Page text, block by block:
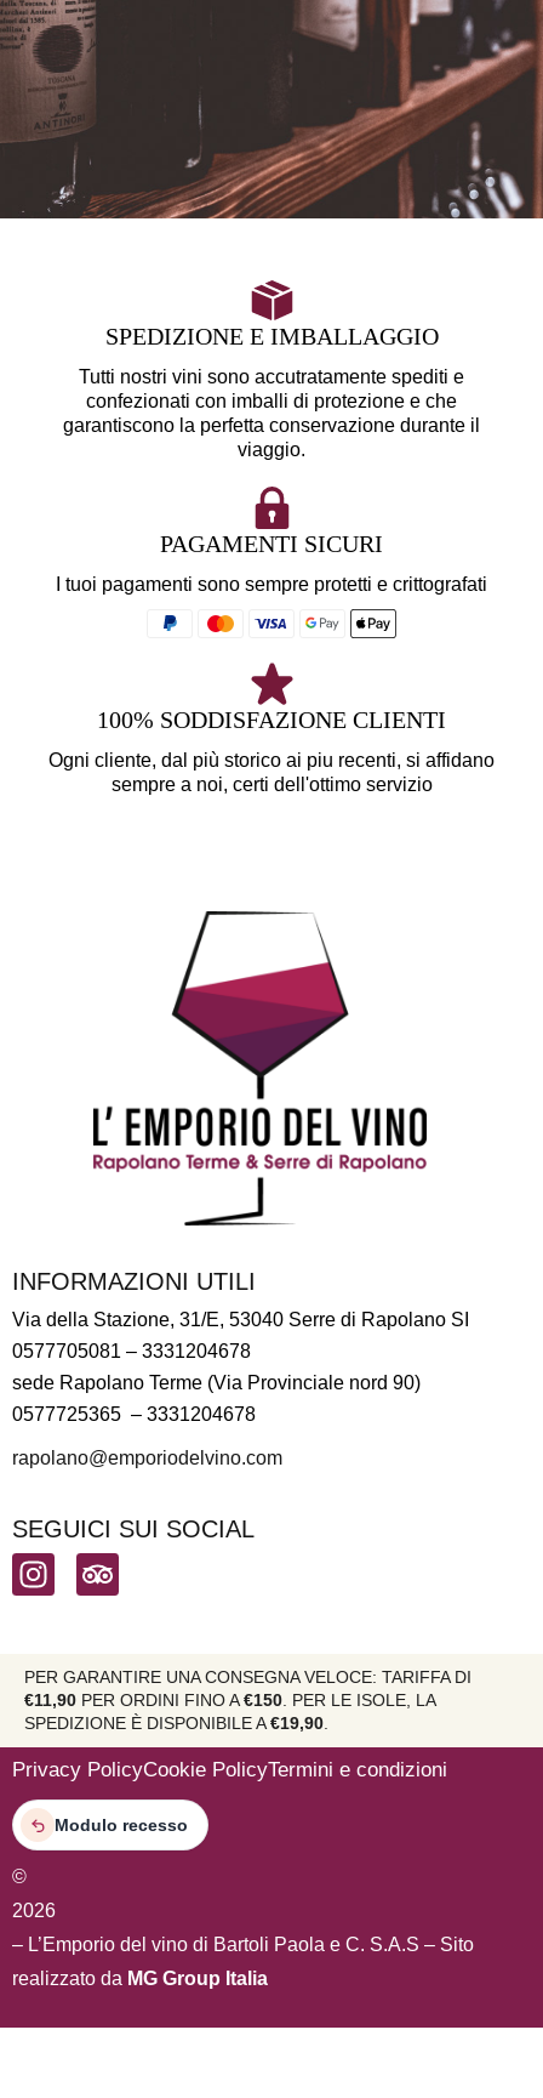
SPEDIZIONE E IMBALLAGGIO
Tutti nostri vini sono accutratamente spediti e
confezionati con imballi di protezione e che
garantiscono la perfetta conservazione durante il
viaggio.
PAGAMENTI SICURI
I tuoi pagamenti sono sempre protetti e crittografati
100% SODDISFAZIONE CLIENTI
Ogni cliente, dal più storico ai piu recenti, si affidano
sempre a noi, certi dell'ottimo servizio
INFORMAZIONI UTILI
Via della Stazione, 31/E, 53040 Serre di Rapolano SI
0577705081 – 3331204678
sede Rapolano Terme (Via Provinciale nord 90)
0577725365 – 3331204678
rapolano@emporiodelvino.com
SEGUICI SUI SOCIAL
PER GARANTIRE UNA CONSEGNA VELOCE: TARIFFA DI
€11,90 PER ORDINI FINO A€150 . PER LE ISOLE, LA
SPEDIZIONE È DISPONIBILE A€19,90
Privacy PolicyCookie PolicyTermini e condizioni
Modulo recesso
©
2026
– L’Emporio del vino di Bartoli Paola e C. S.A.S – Sito
realizzato da MG Group Italia